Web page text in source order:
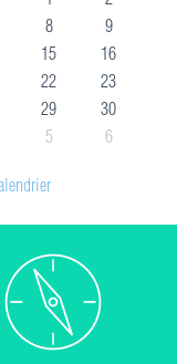
8
9
15
16
22
23
29
30
5 6